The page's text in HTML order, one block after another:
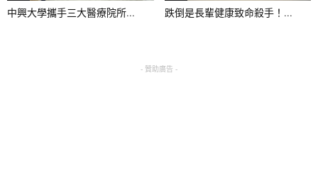
中興大學攜手三大醫療院所... 跌倒是長輩健康致命殺手！...
- 贊助廣告 -